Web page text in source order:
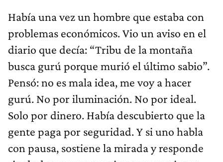
Había una vez un hombre que estaba con
problemas económicos. Vio un aviso en el
diario que decía: “Tribu de la montaña
busca gurú porque murió el último sabio”.
Pensó: no es mala idea, me voy a hacer
gurú. No por iluminación. No por ideal.
Solo por dinero. Había descubierto que la
gente paga por seguridad. Y si uno habla
con pausa, sostiene la mirada y responde